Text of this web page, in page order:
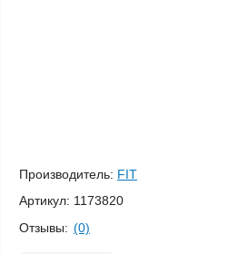
Производитель: FIT
Артикул: 1173820
Отзывы: (0)